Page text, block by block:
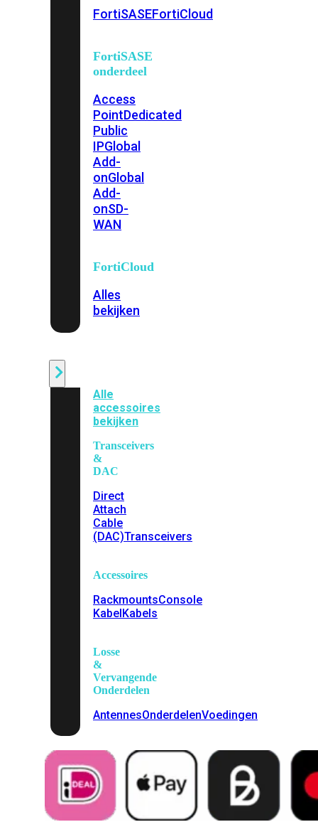
FortiSASEFortiCloud
FortiSASE
onderdeel
Access
PointDedicated
Public
IPGlobal
Add-
onGlobal
Add-
onSD-
WAN
FortiCloud
Alles
bekijken
Alle
accessoires
bekijken
Transceivers
&
DAC
Direct
Attach
Cable
(DAC)Transceivers
Accessoires
RackmountsConsole
KabelKabels
Losse
&
Vervangende
Onderdelen
AntennesOnderdelenVoedingen